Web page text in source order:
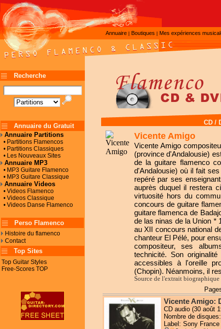
Annuaire | Boutiques | Mes expériences
Recherche
Annuaire du Gratuit
Annuaire Partitions
• Partitions Flamencos
• Partitions Classiques
• Les Nouveaux Sites
Annuaire MP3
• MP3 Guitare Flamenco
• MP3 Guitare Classique
Annuaire Videos
• Videos Flamenco
• Videos Classique
• Videos Danse Flamenco
Perso Flamenco
Histoire du flamenco
Contact
Top Sites
Top Guitar Styles
Free-Scores TOP
CD /
Vicente Amigo
Vicente Amigo
(province d'Andalousie)
de la guitare flamenco
d'Andalousie) où il fait
repéré par ses
auprès duquel il restera
virtuosité hors du
concours de guitare
guitare flamenca de
de las ninas de la Union *
au XII concours national
chanteur El Pélé, pour
compositeur, ses
technicité. Son
accessibles à l'oreille
(Chopin). Néanmoins, il
Source de l'extrait
Vicente Amigo:
CD audio (30 août
Nombre de
Label: Sony France